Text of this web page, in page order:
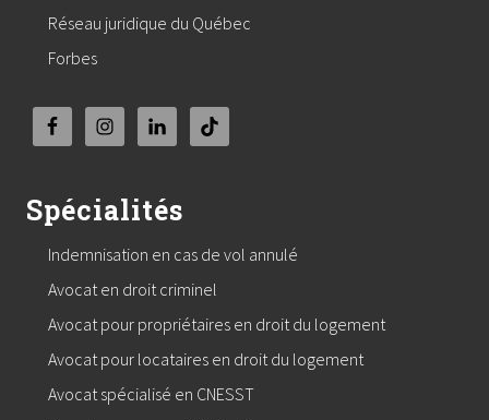
Réseau juridique du Québec
Forbes
Spécialités
Indemnisation en cas de vol annulé
Avocat en droit criminel
Avocat pour propriétaires en droit du logement
Avocat pour locataires en droit du logement
Avocat spécialisé en CNESST